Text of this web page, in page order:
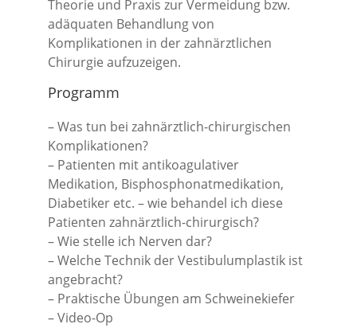
Theorie und Praxis zur Vermeidung bzw.
adäquaten Behandlung von
Komplikationen in der zahnärztlichen
Chirurgie aufzuzeigen.
Programm
– Was tun bei zahnärztlich-chirurgischen
Komplikationen?
– Patienten mit antikoagulativer
Medikation, Bisphosphonatmedikation,
Diabetiker etc. – wie behandel ich diese
Patienten zahnärztlich-chirurgisch?
– Wie stelle ich Nerven dar?
– Welche Technik der Vestibulumplastik ist
angebracht?
– Praktische Übungen am Schweinekiefer
– Video-Op